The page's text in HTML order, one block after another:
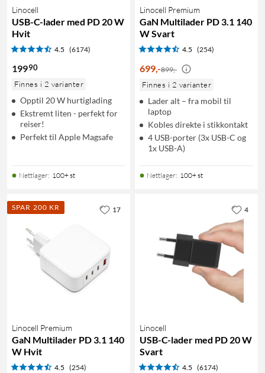
Linocell
USB-C-lader med PD 20 W
Hvit
4.5 (6174)
19990
Finnes i 2 varianter
Opptil 20 W hurtiglading
Ekstremt liten - perfekt for
reiser!
Perfekt til Apple Magsafe
Nettlager: 100+ st
Linocell Premium
GaN Multilader PD 3.1 140
W Svart
4.5 (254)
699,-899,-
Finnes i 2 varianter
Lader alt – fra mobil til
laptop
Kobles direkte i stikkontakt
4 USB-porter (3x USB-C og
1x USB-A)
Nettlager: 100+ st
SPAR 200 KR
Linocell Premium
GaN Multilader PD 3.1 140
W Hvit
4.5 (254)
17
Linocell
USB-C-lader med PD 20 W
Svart
4.5 (6174)
4